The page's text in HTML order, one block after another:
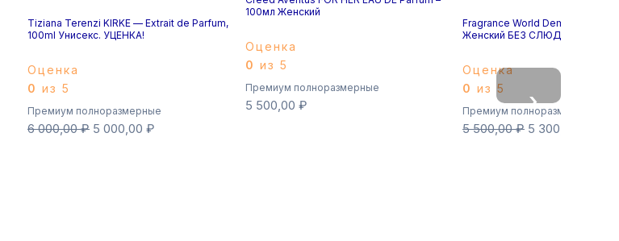
Премиум полноразмерные
Tiziana Terenzi KIRKE — Extrait de Parfum,
100ml Унисекс. УЦЕНКА!
Оценка
0 из 5
6 000,00₽ 5 000,00 ₽
Премиум полноразмерные
100мл Женский
Оценка
0 из 5
5 500,00 ₽ Премиум полноразмерные
Fragrance World Demure LUXE –
Женский БЕЗ СЛЮДЫ
Оценка
0 из 5
5 500,00₽ 5 300,00
›